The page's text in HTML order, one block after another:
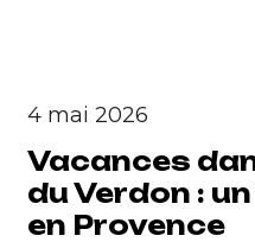
4 mai 2026
Vacances
du Verdon :
en Provence